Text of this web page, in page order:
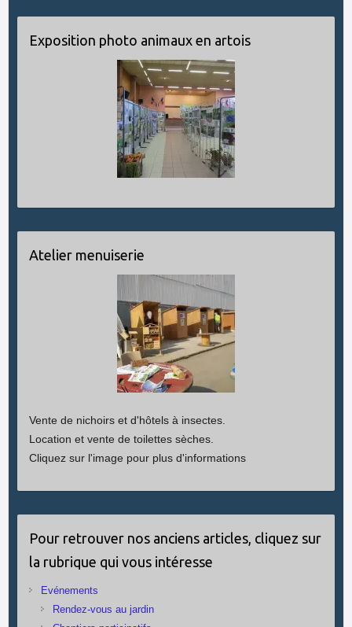
Exposition photo animaux en artois
Atelier menuiserie
Vente de nichoirs et d'hôtels à insectes.
Location et vente de toilettes sèches.
Cliquez sur l'image pour plus d'informations
Pour retrouver nos anciens articles, cliquez sur
la rubrique qui vous intéresse
Evénements
Rendez-vous au jardin